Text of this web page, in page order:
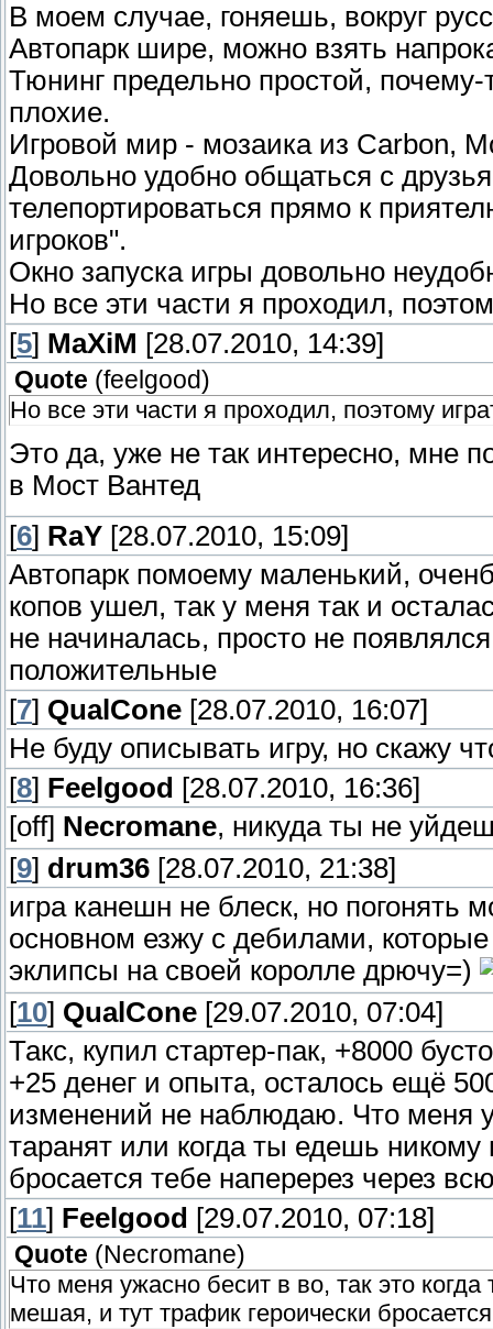
В моем случае, гоняешь, вокруг
Автопарк шире, можно взять
Тюнинг предельно простой,
плохие.
Игровой мир - мозаика из Carbon,
Довольно удобно общаться с
телепортироваться прямо к
игроков".
Окно запуска игры довольно
Но все эти части я проходил,
[5] MaXiM [28.07.2010, 14:39]
Quote (feelgood)
Но все эти части я проходил, поэтому
Это да, уже не так интересно, мне
в Мост Вантед
[6] RaY [28.07.2010, 15:09]
Автопарк помоему маленький,
копов ушел, так у меня так и
не начиналась, просто не
положительные
[7] QualCone [28.07.2010, 16:07]
Не буду описывать игру, но скажу
[8] Feelgood [28.07.2010, 16:36]
[off] Necromane, никуда ты не
[9] drum36 [28.07.2010, 21:38]
игра канешн не блеск, но погонять
основном езжу с дебилами,
эклипсы на своей королле дрючу=)
[10] QualCone [29.07.2010, 07:04]
Такс, купил стартер-пак, +8000
+25 денег и опыта, осталось ещё
изменений не наблюдаю. Что меня
таранят или когда ты едешь
бросается тебе наперерез через
[11] Feelgood [29.07.2010, 07:18]
Quote (Necromane)
Что меня ужасно бесит в во, так это
мешая, и тут трафик героически